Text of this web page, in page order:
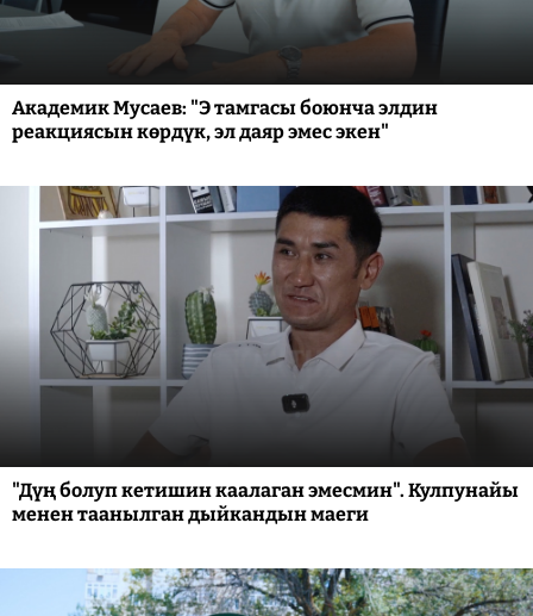
Академик Мусаев: "Э тамгасы боюнча элдин
реакциясын көрдүк, эл даяр эмес экен"
"Дүң болуп кетишин каалаган эмесмин". Кулпунайы
менен таанылган дыйкандын маеги